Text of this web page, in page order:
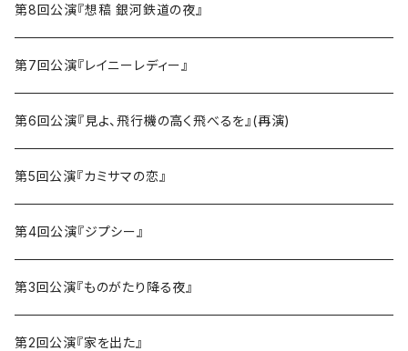
第8回公演『想稿 銀河鉄道の夜』
第7回公演『レイニーレディー』
第6回公演『見よ、飛行機の高く飛べるを』(再演)
第5回公演『カミサマの恋』
第4回公演『ジプシー』
第3回公演『ものがたり降る夜』
第2回公演『家を出た』